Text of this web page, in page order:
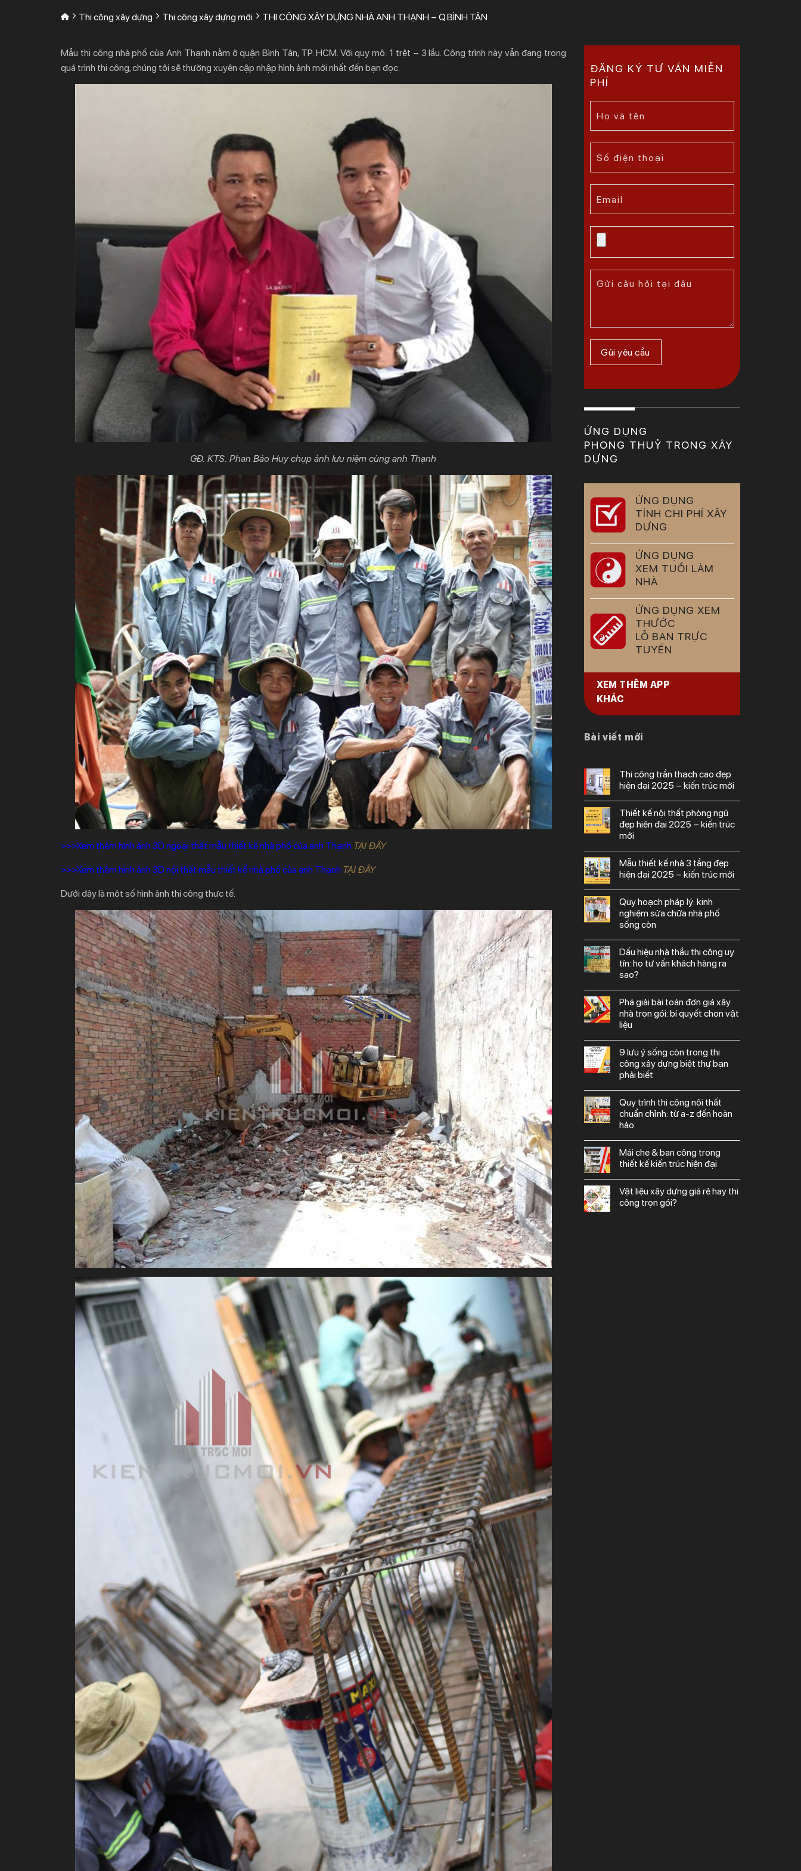
Thi công xây dựng Thi công xây dựng mới THI CÔNG XÂY DỰNG NHÀ ANH THẠNH – Q.BÌNH TÂN
Mẫu thi công nhà phố của Anh Thạnh nằm ở quận Bình Tân, TP. HCM. Với quy mô: 1 trệt – 3 lầu. Công trình này vẫn đang trong
quá trình thi công, chúng tôi sẽ thường xuyên cập nhập hình ảnh mới nhất đến bạn đọc.
GĐ. KTS. Phan Bảo Huy chụp ảnh lưu niệm cùng anh Thạnh
>>>Xem thêm hình ảnh 3D ngoại thất mẫu thiết kế nhà phố của anh Thạnh TẠI ĐÂY
>>>Xem thêm hình ảnh 3D nội thất mẫu thiết kế nhà phố của anh Thạnh TẠI ĐÂY
Dưới đây là một số hình ảnh thi công thực tế.
ĐĂNG KÝ TƯ VẤN MIỄN
PHÍ
ỨNG DỤNG
PHONG THUỶ TRONG XÂY
DỰNG
ỨNG DỤNG
TÍNH CHI PHÍ XÂY
DỰNG
ỨNG DỤNG
XEM TUỔI LÀM
NHÀ
ỨNG DỤNG XEM
THƯỚC
LỖ BAN TRỰC
TUYẾN
XEM THÊM APP
KHÁC
Bài viết mới
thi công trần thạch cao đẹp
hiện đại 2025 – kiến trúc mới
thiết kế nội thất phòng ngủ
đẹp hiện đại 2025 – kiến trúc
mới
mẫu thiết kế nhà 3 tầng đẹp
hiện đại 2025 – kiến trúc mới
quy hoạch pháp lý: kinh
nghiệm sửa chữa nhà phố
sống còn
dấu hiệu nhà thầu thi công uy
tín: họ tư vấn khách hàng ra
sao?
phá giải bài toán đơn giá xây
nhà trọn gói: bí quyết chọn vật
liệu
9 lưu ý sống còn trong thi
công xây dựng biệt thự bạn
phải biết
quy trình thi công nội thất
chuẩn chỉnh: từ a-z đến hoàn
hảo
mái che & ban công trong
thiết kế kiến trúc hiện đại
vật liệu xây dựng giá rẻ hay thi
công trọn gói?